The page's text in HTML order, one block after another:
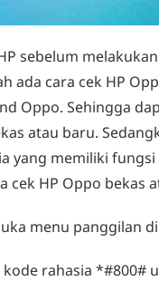
sebelum
ada cara cek HP
Oppo. Sehingga
atau baru.
yang memiliki
cek HP Oppo bekas
menu panggilan
kode rahasia *#800#